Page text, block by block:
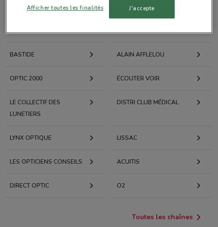
GÉNÉRALE OPTIQUE GRAND OPTICAL
BASTIDE ALAIN AFFLELOU
OPTIC 2000 ÉCOUTER VOIR
LE COLLECTIF DES
LUNETIERS
DISTRI CLUB MÉDICAL
LYNX OPTIQUE LISSAC
LES OPTICIENS CONSEILS ACUITIS
DIRECT OPTIC O2
Toutes les chaînes
Afficher toutes les finalités J'accepte